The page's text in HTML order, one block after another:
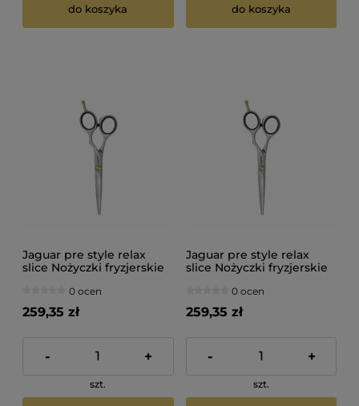
do koszyka do koszyka
Jaguar pre style relax
slice Nożyczki fryzjerskie
0 ocen
259,35 zł
- +
szt.
Jaguar pre style relax
slice Nożyczki fryzjerskie
0 ocen
259,35 zł
- +
szt.